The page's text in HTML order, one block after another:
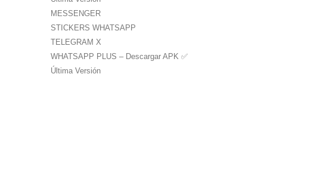
MESSENGER
STICKERS WHATSAPP
TELEGRAM X
WHATSAPP PLUS – Descargar APK ✅️
Última Versión